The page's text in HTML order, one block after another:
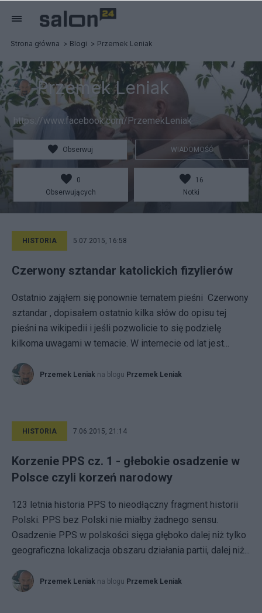
Strona główna Blogi Przemek Leniak
Przemek Leniak
https://www.facebook.com/PrzemekLeniak
Obserwuj WIADOMOŚĆ
0
Obserwujących
16
Notki
HISTORIA 5.07.2015, 16:58
Czerwony sztandar katolickich fizylierów
Ostatnio zająłem się ponownie tematem pieśni Czerwony
sztandar , dopisałem ostatnio kilka słów do opisu tej
pieśni na wikipedii i jeśli pozwolicie to się podzielę
kilkoma uwagami w temacie. W internecie od lat jest...
Przemek Leniak na blogu Przemek Leniak
HISTORIA 7.06.2015, 21:14
Korzenie PPS cz. 1 - głebokie osadzenie w
Polsce czyli korzeń narodowy
123 letnia historia PPS to nieodłączny fragment historii
Polski. PPS bez Polski nie miałby żadnego sensu.
Osadzenie PPS w polskości sięga głęboko dalej niż tylko
geograficzna lokalizacja obszaru działania partii, dalej niż...
Przemek Leniak na blogu Przemek Leniak